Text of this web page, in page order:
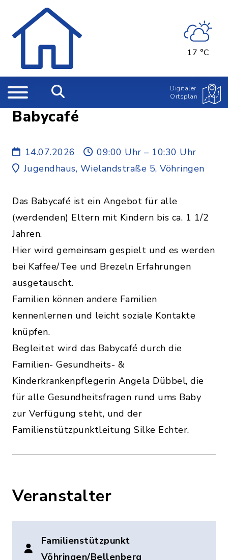
17 °C
Digitaler
Ortsplan
Babycafé
14.07.2026
09:00 Uhr – 10:30 Uhr
Jugendhaus, Wielandstraße 5, Vöhringen
Das Babycafé ist ein Angebot für alle
(werdenden) Eltern mit Kindern bis ca. 1 1/2
Jahren.
Hier wird gemeinsam gespielt und es werden
bei Kaffee/Tee und Brezeln Erfahrungen
ausgetauscht.
Familien können andere Familien
kennenlernen und leicht soziale Kontakte
knüpfen.
Begleitet wird das Babycafé durch die
Familien- Gesundheits- &
Kinderkrankenpflegerin Angela Dübbel, die
für alle Gesundheitsfragen rund ums Baby
zur Verfügung steht, und der
Familienstützpunktleitung Silke Echter.
Veranstalter
Familienstützpunkt
Vöhringen/Bellenberg